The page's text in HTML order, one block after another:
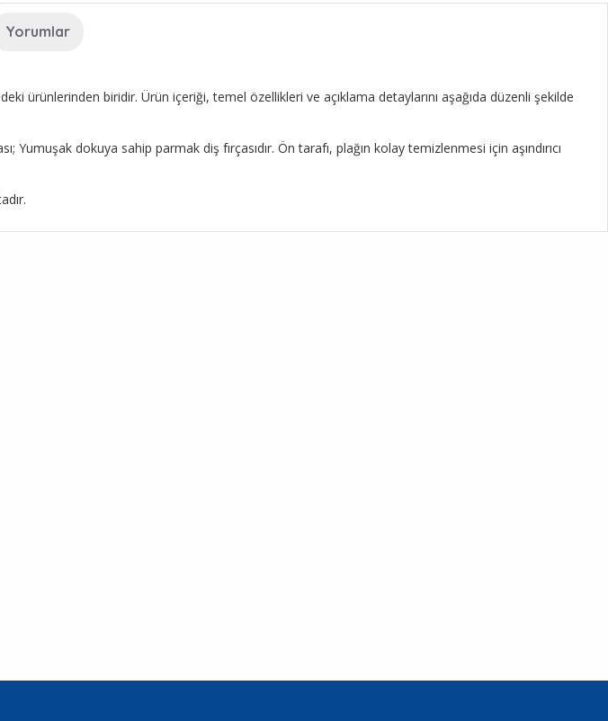
Yorumlar
ürünlerinden biridir. Ürün içeriği, temel özellikleri ve açıklama detaylarını aşağıda düzenli şekilde
dokuya sahip parmak diş fırçasıdır. Ön tarafı, plağın kolay temizlenmesi için aşındırıcı